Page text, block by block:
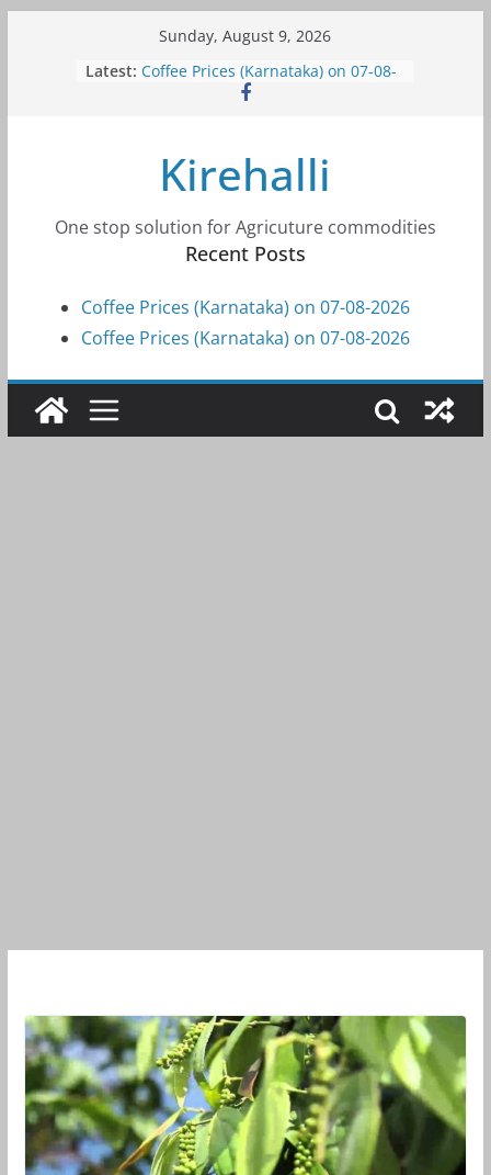
Sunday, August 9, 2026
Latest: Coffee Prices (Karnataka) on 07-08-
Coffee Prices (Karnataka) on 05-08-
2026
2026
Coffee Prices (Karnataka) on 04-08-
Kirehalli
One stop solution for Agricuture commodities
Recent Posts
Coffee Prices (Karnataka) on 07-08-2026
Coffee Prices (Karnataka) on 07-08-2026